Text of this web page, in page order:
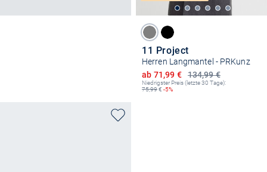
11 Project
Herren Langmantel - PRKunz
134,99 €
Ermäßigter Preis
ab 71,99 €
Niedrigster Preis (letzte 30 Tage):
75,99€ -5%